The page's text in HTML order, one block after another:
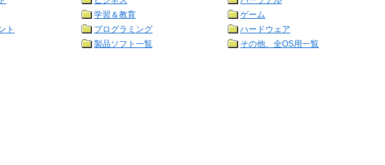
学習＆教育
ゲーム
ト
プログラミング
ハードウェア
製品ソフト一覧 その他、全OS用一覧